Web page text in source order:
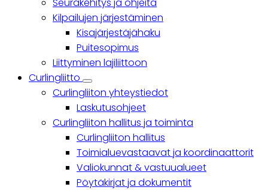
Kilpailujen järjestäminen
Kisajärjestäjähaku
Puitesopimus
Liittyminen lajiliittoon
Curlingliitto
Curlingliitto
sub-
navigation
Curlingliiton yhteystiedot
Laskutusohjeet
Curlingliiton hallitus ja toiminta
Curlingliiton hallitus
Toimialuevastaavat ja koordinaattorit
Valiokunnat & vastuualueet
Pöytäkirjat ja dokumentit